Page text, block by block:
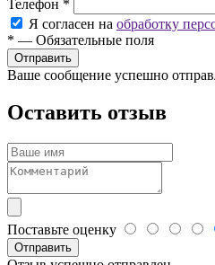
Телефон *
Я согласен на обработку
* — Обязательные поля
Ваше сообщение успешно
Оставить отзыв
Поставьте оценку
Отправить